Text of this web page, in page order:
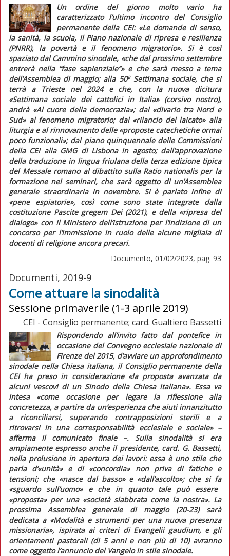
Un ordine del giorno molto vario ha
caratterizzato l’ultimo incontro del Consiglio
permanente della CEI: «Le domande di senso,
la sanità, la scuola, il Piano nazionale di ripresa e resilienza
(PNRR), la povertà e il fenomeno migratorio». Si è così
spaziato dal Cammino sinodale, «che dal prossimo settembre
entrerà nella “fase sapienziale”»e che sarà messo a tema
dell’Assemblea di maggio; alla 50aSettimana sociale, che si
terrà a Trieste nel 2024 e che, con la nuova dicitura
«Settimana sociale dei cattolici in Italia» (corsivo nostro),
andrà «Al cuore della democrazia»; dal «divario tra Nord e
Sud»al fenomeno migratorio; dal «rilancio del laicato»alla
liturgia e al rinnovamento delle «proposte catechetiche ormai
poco funzionali»; dal piano quinquennale delle Commissioni
della CEI alla GMG di Lisbona in agosto; dall’approvazione
della traduzione in lingua friulana della terza edizione tipica
del Messale romanoal dibattito sulla Ratio nationalisper la
formazione nei seminari, che sarà oggetto di un’Assemblea
generale straordinaria in novembre. Si è parlato infine di
«pene espiatorie», così come sono state integrate dalla
costituzione Pascite gregem Dei(2021), e della «ripresa del
dialogo»con il Ministero dell’istruzione per l’indizione di un
concorso per l’immissione in ruolo delle alcune migliaia di
docenti di religione ancora precari.
Documento, 01/02/2023, pag. 93
Documenti, 2019-9
Come attuare la sinodalità
Sessione primaverile (1-3 aprile 2019)
CEI - Consiglio permanente; card. Gualtiero Bassetti
Rispondendo all’invito fatto dal pontefice in
occasione del Convegno ecclesiale nazionale di
Firenze del 2015, d’avviare un approfondimento
sinodale nella Chiesa italiana, il Consiglio permanente della
CEI ha preso in considerazione «la proposta avanzata da
alcuni vescovi di un Sinodo della Chiesa italiana». Essa va
intesa «come occasione per legare la riflessione alla
concretezza, a partire da un’esperienza che aiuti innanzitutto
a riconciliarsi, superando contrapposizioni sterili e a
ritrovarsi in una corresponsabilità ecclesiale e sociale»–
afferma il comunicato finale –. Sulla sinodalità si era
ampiamente espresso anche il presidente, card. G. Bassetti,
nella prolusione in apertura dei lavori: essa è uno stile che
parla d’«unità»e di «concordia»non priva di fatiche e
tensioni; che «nasce dal basso»e «dall’ascolto»; che si fa
«sguardo sull’uomo»e che in quanto tale può essere
«proposta»per una «società slabbrata come la nostra». La
prossima Assemblea generale di maggio (20-23) sarà
dedicata a «Modalità e strumenti per una nuova presenza
missionaria», ispirata ai criteri di Evangelii gaudium,e gli
orientamenti pastorali (di 5 anni e non più di 10) avranno
come oggetto l’annuncio del Vangelo in stile sinodale.